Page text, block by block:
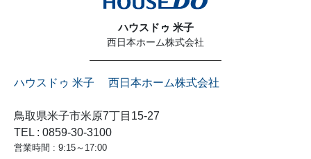
ハウスドゥ 米子
西日本ホーム株式会社
ハウスドゥ 米子 西日本ホーム株式会社
鳥取県米子市米原7丁目15-27
TEL : 0859-30-3100
営業時間 : 9:15～17:00